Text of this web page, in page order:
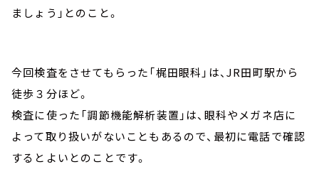
ましょう」とのこと。
今回検査をさせてもらった「梶田眼科」は、JR田町駅から
徒歩３分ほど。
検査に使った「調節機能解析装置」は、眼科やメガネ店に
よって取り扱いがないこともあるので、最初に電話で確認
するとよいとのことです。